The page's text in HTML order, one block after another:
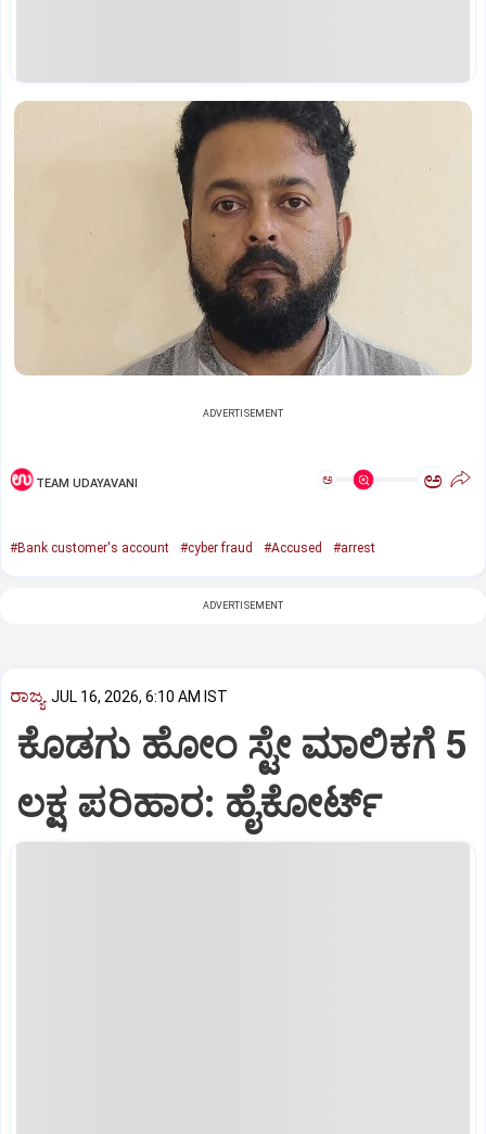
ADVERTISEMENT
TEAM UDAYAVANI ಅ ಅ
#Bank customer's account #cyber fraud #Accused #arrest
ADVERTISEMENT
ರಾಜ್ಯ JUL 16, 2026, 6:10 AM IST
ಕೊಡಗು ಹೋಂ ಸ್ಟೇ ಮಾಲಿಕಗೆ 5
ಲಕ್ಷ ಪರಿಹಾರ: ಹೈಕೋರ್ಟ್